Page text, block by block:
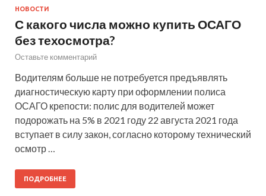
НОВОСТИ
С какого числа можно купить ОСАГО
без техосмотра?
Оставьте комментарий
Водителям больше не потребуется предъявлять
диагностическую карту при оформлении полиса
ОСАГО крепости: полис для водителей может
подорожать на 5% в 2021 году 22 августа 2021 года
вступает в силу закон, согласно которому технический
осмотр …
ПОДРОБНЕЕ